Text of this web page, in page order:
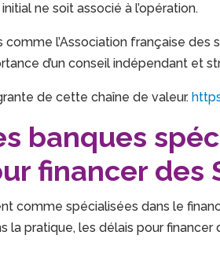
ne soit associé à l’opération.
comme l’Association française des
d’un conseil indépendant et
de cette chaîne de valeur.
banques
financer des
comme spécialisées dans le
la pratique, les délais pour